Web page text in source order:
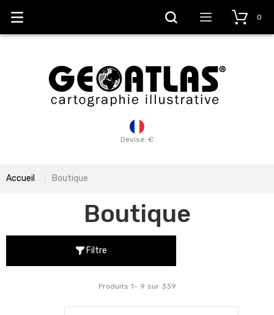
Devise: €
0
Accueil Boutique
Boutique
Filtre
Produits 1- 9 sur 339